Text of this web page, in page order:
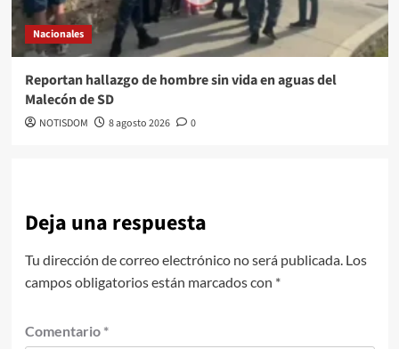
Nacionales
Reportan hallazgo de hombre sin vida en aguas del
Malecón de SD
NOTISDOM 8 agosto 2026 0
Deja una respuesta
Tu dirección de correo electrónico no será publicada. Los
campos obligatorios están marcados con *
Comentario *